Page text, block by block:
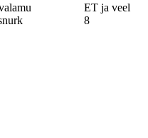
ET ja veel
8